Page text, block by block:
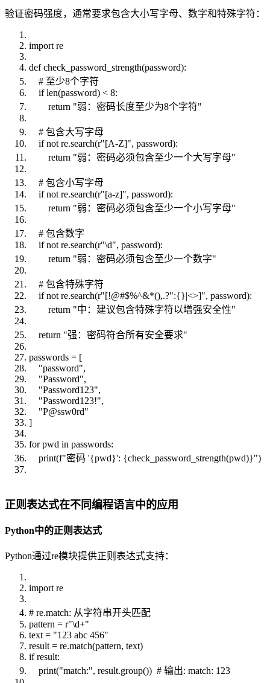
验证密码强度，通常要求包含大小写字母、数字和特殊字符：
import re
def check_password_strength(password):
# 至少8个字符
if len(password) < 8:
return "弱：密码长度至少为8个字符"
# 包含大写字母
if not re.search(r"[A-Z]", password):
return "弱：密码必须包含至少一个大写字母"
# 包含小写字母
if not re.search(r"[a-z]", password):
return "弱：密码必须包含至少一个小写字母"
# 包含数字
if not re.search(r"\d", password):
return "弱：密码必须包含至少一个数字"
# 包含特殊字符
if not re.search(r"[!@#$%^&*(),.?":{}|<>]", password):
return "中：建议包含特殊字符以增强安全性"
return "强：密码符合所有安全要求"
passwords = [
"password",
"Password",
"Password123",
"Password123!",
"P@ssw0rd"
]
for pwd in passwords:
print(f"密码 '{pwd}': {check_password_strength(pwd)}")
正则表达式在不同编程语言中的应用
Python中的正则表达式
Python通过re模块提供正则表达式支持：
import re
# re.match: 从字符串开头匹配
pattern = r"\d+"
text = "123 abc 456"
result = re.match(pattern, text)
if result:
print("match:", result.group()) # 输出: match: 123